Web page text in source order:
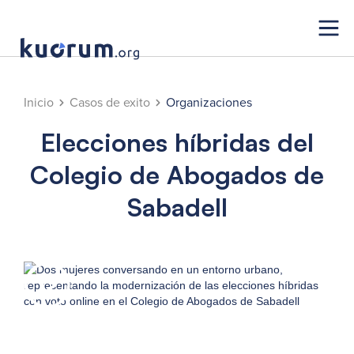
Inicio Casos de exito Organizaciones
Elecciones híbridas del
Colegio de Abogados de
Sabadell